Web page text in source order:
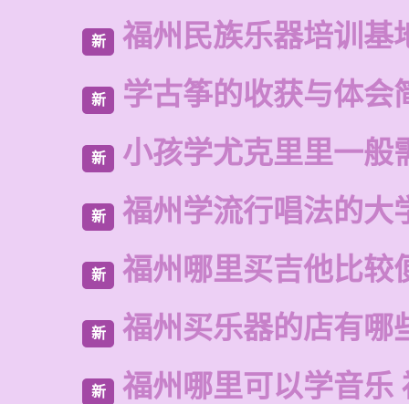
新 福州民族乐器培训基
新 学古筝的收获与体会
新 小孩学尤克里里一般
新 福州学流行唱法的大
新 福州哪里买吉他比较
新 福州买乐器的店有哪
新 福州哪里可以学音乐